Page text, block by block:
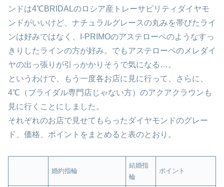
ンドは4℃BRIDALのロシア産トレーサビリティダイヤモ
ンドがいいけど、ナチュラルグレースの丸みを帯びたライ
ンは好みではなく、I-PRIMOのアステローペのようなすっ
きりしたラインの方が好み。でもアステローペのメレダイ
ヤの出っ張りが引っかかりそうで気になる…。
というわけで、もう一度各お店に見に行って、さらに、
4℃（ブライダル専門店じゃない方）のアクアクラウンも
見に行くことにしました。
それぞれのお店で見せてもらったダイヤモンドのグレー
ド、価格、ポイントをまとめると表のとおり。
婚約指輪
結婚指
輪
ポイント